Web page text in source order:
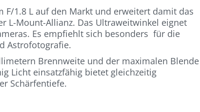
1.8 L auf den Markt und erweitert damit das
L-Mount-Allianz. Das Ultraweitwinkel eignet
Es empfiehlt sich besonders für die
Astrofotografie.
Brennweite und der maximalen Blende
Licht einsatzfähig bietet gleichzeitig
Schärfentiefe.